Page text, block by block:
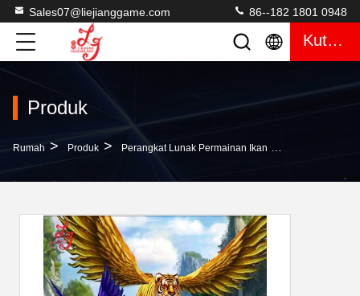
Sales07@liejianggame.com 86--182 1801 0948
Kutipan
Produk
Rumah > Produk > Perangkat Lunak Permainan Ikan >